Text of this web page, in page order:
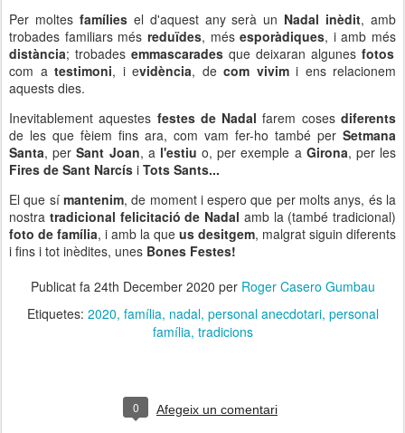
Per moltesfamíliesel d'aquest any serà un Nadal inèdit, amb
trobades familiars més reduïdes, mésesporàdiques, i amb més
distància; trobades emmascarades que deixaran algunes fotos
com atestimoni, i evidència, de com vivimi ens relacionem
aquests dies.
Inevitablement aquestes festes de Nadal farem cosesdiferents
de les que fèiem fins ara, com vam fer-ho també per Setmana
Santa, per Sant Joan, al'estiu o, per exemple aGirona, per les
Fires de Sant Narcís i Tots Sants...
El que sí mantenim, de moment i espero que per molts anys, és la
nostra tradicional felicitació de Nadal amb la (també tradicional)
foto de família, i amb la que us desitgem, malgrat siguin diferents
i fins i tot inèdites, unes Bones Festes!
Publicat fa 24th December 2020 per Roger Casero Gumbau
Etiquetes: 2020 família nadal personal anecdotari personal
família tradicions
0 Afegeix un comentari